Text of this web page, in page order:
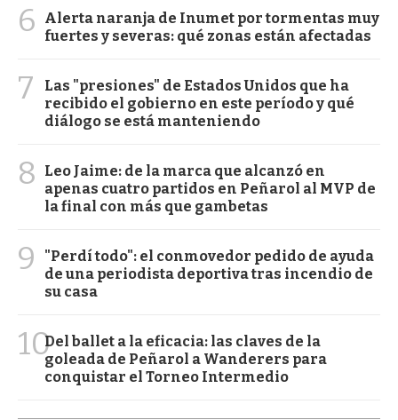
6
Alerta naranja de Inumet por tormentas muy
fuertes y severas: qué zonas están afectadas
7
Las "presiones" de Estados Unidos que ha
recibido el gobierno en este período y qué
diálogo se está manteniendo
8
Leo Jaime: de la marca que alcanzó en
apenas cuatro partidos en Peñarol al MVP de
la final con más que gambetas
9
"Perdí todo": el conmovedor pedido de ayuda
de una periodista deportiva tras incendio de
su casa
10Del ballet a la eficacia: las claves de la
goleada de Peñarol a Wanderers para
conquistar el Torneo Intermedio